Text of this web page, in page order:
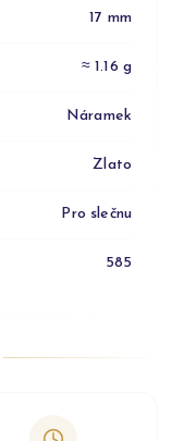
17 mm
≈ 1.16 g
Náramek
Zlato
Pro slečnu
585